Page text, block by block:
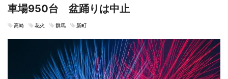
車場950台 盆踊りは中止
高崎 花火 群馬 新町